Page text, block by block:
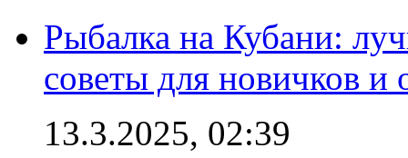
Рыбалка на Кубани:
советы для новичков
13.3.2025, 02:39